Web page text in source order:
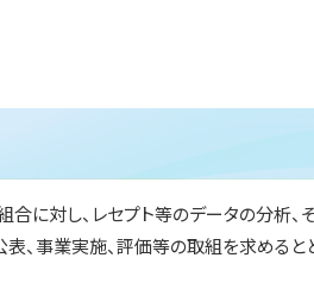
に対し、レセプト等のデータの分析、
、事業実施、評価等の取組を求めると